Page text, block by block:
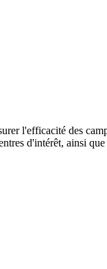
l'efficacité des
d'intérêt, ainsi